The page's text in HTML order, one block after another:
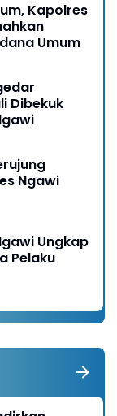
Kapolres
Umum
Dibekuk
Ngawi
Ungkap
Pelaku